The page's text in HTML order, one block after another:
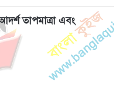
তাপমাত্রা এবং